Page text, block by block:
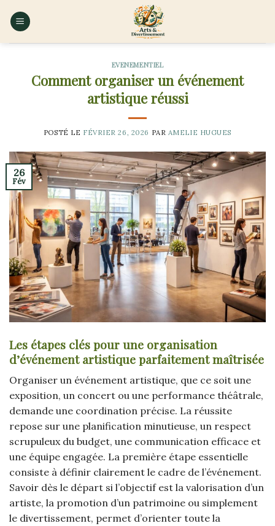
EVENEMENTIEL
Comment organiser un événement
artistique réussi
POSTÉ LE FÉVRIER 26, 2026 PAR AMELIE HUGUES
26
Fév
Les étapes clés pour une organisation
d’événement artistique parfaitement maîtrisée
Organiser un événement artistique, que ce soit une
exposition, un concert ou une performance théâtrale,
demande une coordination précise. La réussite
repose sur une planification minutieuse, un respect
scrupuleux du budget, une communication efficace et
une équipe engagée. La première étape essentielle
consiste à définir clairement le cadre de l’événement.
Savoir dès le départ si l’objectif est la valorisation d’un
artiste, la promotion d’un patrimoine ou simplement
le divertissement, permet d’orienter toute la